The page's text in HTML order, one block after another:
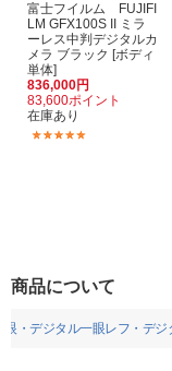
富士フイルム FUJIFI
LM GFX100S II ミラ
ーレス中判デジタルカ
メラ ブラック [ボディ
単体]
836,000円
83,600ポイント
在庫あり
商品について
眼・デジタル一眼レフ・デジ